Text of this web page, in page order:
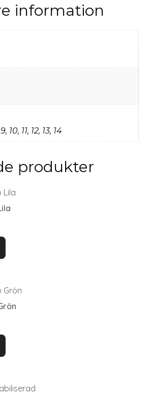
information
10, 11, 12, 13, 14
produkter